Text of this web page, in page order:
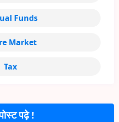
पढ़े !
Funds
Market
Tax